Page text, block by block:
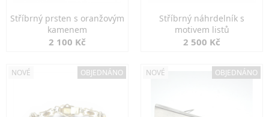
Stříbrný prsten s oranžovým
kamenem
2 100 Kč
Stříbrný náhrdelník s
motivem listů
2 500 Kč
NOVÉ OBJEDNÁNO NOVÉ OBJEDNÁNO